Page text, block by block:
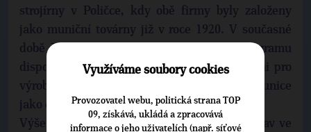
strojírny v Poličce, kdy obě firmy byly založeny
jako muniční továrny již v roce 1920. V současné
době Poličské strojírny mimo civilního programu
disponují vývojovými a výrobními kapacitami pro
výrobu nejen komponent, ale i velkorážové munice
jako celku.
Výše uvedené firmy doplňuje výzkumný ústav ve
Využíváme soubory cookies
Provozovatel webu, politická strana TOP
09, získává, ukládá a zpracovává
informace o jeho uživatelích (např. síťové